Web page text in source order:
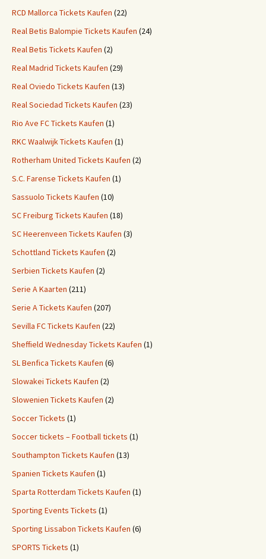
RCD Mallorca Tickets Kaufen (22)
Real Betis Balompie Tickets Kaufen (24)
Real Betis Tickets Kaufen (2)
Real Madrid Tickets Kaufen (29)
Real Oviedo Tickets Kaufen (13)
Real Sociedad Tickets Kaufen (23)
Rio Ave FC Tickets Kaufen (1)
RKC Waalwijk Tickets Kaufen (1)
Rotherham United Tickets Kaufen (2)
S.C. Farense Tickets Kaufen (1)
Sassuolo Tickets Kaufen (10)
SC Freiburg Tickets Kaufen (18)
SC Heerenveen Tickets Kaufen (3)
Schottland Tickets Kaufen (2)
Serbien Tickets Kaufen (2)
Serie A Kaarten (211)
Serie A Tickets Kaufen (207)
Sevilla FC Tickets Kaufen (22)
Sheffield Wednesday Tickets Kaufen (1)
SL Benfica Tickets Kaufen (6)
Slowakei Tickets Kaufen (2)
Slowenien Tickets Kaufen (2)
Soccer Tickets (1)
Soccer tickets – Football tickets (1)
Southampton Tickets Kaufen (13)
Spanien Tickets Kaufen (1)
Sparta Rotterdam Tickets Kaufen (1)
Sporting Events Tickets (1)
Sporting Lissabon Tickets Kaufen (6)
SPORTS Tickets (1)